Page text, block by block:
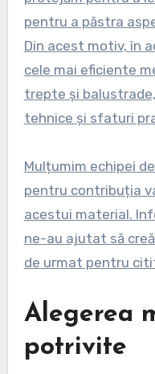
pentru a păstra
Din acest motiv, în
cele mai eficiente
trepte și
tehnice și sfaturi
Mulțumim echipei
pentru contribuția
acestui material.
ne-au ajutat să
de urmat pentru
Alegerea
potrivite